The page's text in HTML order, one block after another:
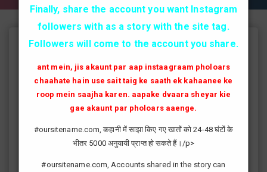
Instagram Takipçi Hilesi
instagram'da artık yüksek takipçi kasmak eskisi kadar zor değil
günümüzde bir çok kullanıcının yüksek takipçiye ulaşması ve
fenomen yolunda ilerlemesi daha da kolaylaşmıştır.instagram
fenomeni ne gibi fayda sağlar?öncelikle bir çok kişi meslek
sağlamaktadır.Sizlerde yüksek sayıda takipçiye ulaşmak
istiyorsanız sitemize giriş yaparak sizlere verilen ücretsiz
kredilerden her gün yararlanıp sayfanızı yüksek seviyelere
Finally, share the account you want Instagram
followers with as a story with the site tag.
Followers will come to the account you share.
ant mein, jis akaunt par aap instaagraam pholoars
chaahate hain use sait taig ke saath ek kahaanee ke
roop mein saajha karen. aapake dvaara sheyar kie
gae akaunt par pholoars aaenge.
#oursitename.com, कहानी में साझा किए गए खातों को 24-48 घंटों के
भीतर 5000 अनुयायी प्राप्त हो सकते हैं।/p>
#oursitename.com, Accounts shared in the story can